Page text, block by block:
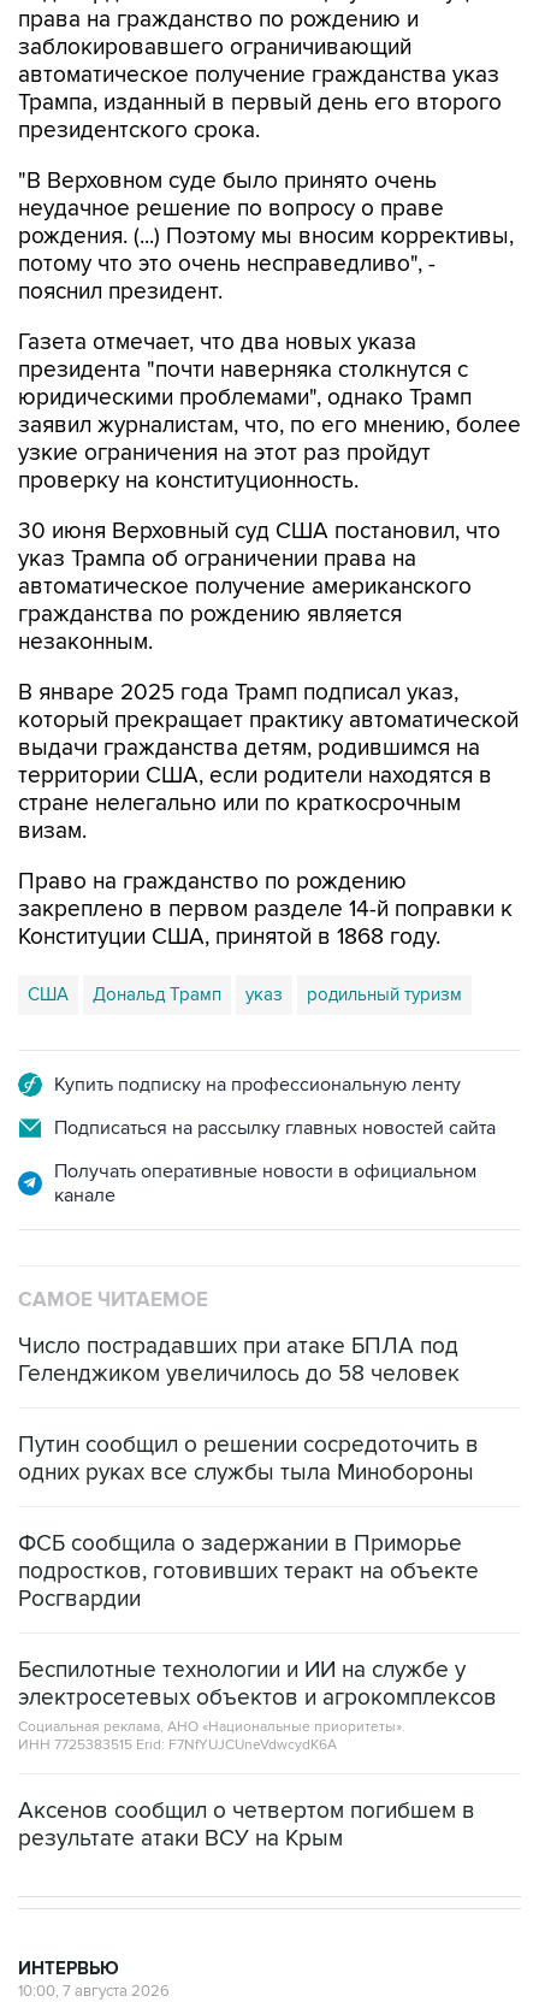
права на гражданство по рождению и
заблокировавшего ограничивающий
автоматическое получение гражданства указ
Трампа, изданный в первый день его второго
президентского срока.
"В Верховном суде было принято очень
неудачное решение по вопросу о праве
рождения. (...) Поэтому мы вносим коррективы,
потому что это очень несправедливо", -
пояснил президент.
Газета отмечает, что два новых указа
президента "почти наверняка столкнутся с
юридическими проблемами", однако Трамп
заявил журналистам, что, по его мнению, более
узкие ограничения на этот раз пройдут
проверку на конституционность.
30 июня Верховный суд США постановил, что
указ Трампа об ограничении права на
автоматическое получение американского
гражданства по рождению является
незаконным.
В январе 2025 года Трамп подписал указ,
который прекращает практику автоматической
выдачи гражданства детям, родившимся на
территории США, если родители находятся в
стране нелегально или по краткосрочным
визам.
Право на гражданство по рождению
закреплено в первом разделе 14-й поправки к
Конституции США, принятой в 1868 году.
США Дональд Трамп указ родильный туризм
Купить подписку на профессиональную ленту
Подписаться на рассылку главных новостей сайта
Получать оперативные новости в официальном
канале
САМОЕ ЧИТАЕМОЕ
Число пострадавших при атаке БПЛА под
Геленджиком увеличилось до 58 человек
Путин сообщил о решении сосредоточить в
одних руках все службы тыла Минобороны
ФСБ сообщила о задержании в Приморье
подростков, готовивших теракт на объекте
Росгвардии
Беспилотные технологии и ИИ на службе у
электросетевых объектов и агрокомплексов
Социальная реклама, АНО «Национальные приоритеты».
ИНН 7725383515 Erid: F7NfYUJCUneVdwcydK6A
Аксенов сообщил о четвертом погибшем в
результате атаки ВСУ на Крым
ИНТЕРВЬЮ
10:00, 7 августа 2026